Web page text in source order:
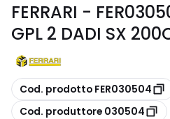
FERRARI -
GPL 2 DADI SX
copia
Cod. prodotto FER030504
copia
Cod. produttore 030504